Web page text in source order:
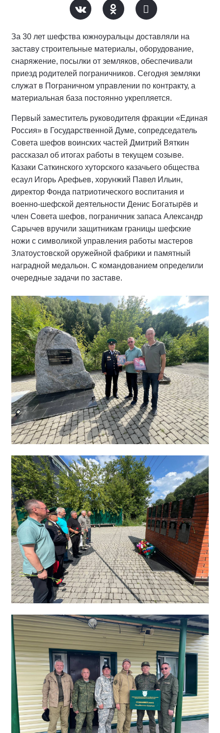
За 30 лет шефства южноуральцы доставляли на
заставу строительные материалы, оборудование,
снаряжение, посылки от земляков, обеспечивали
приезд родителей пограничников. Сегодня земляки
служат в Пограничном управлении по контракту, а
материальная база постоянно укрепляется.
Первый заместитель руководителя фракции «Единая
Россия» в Государственной Думе, сопредседатель
Совета шефов воинских частей Дмитрий Вяткин
рассказал об итогах работы в текущем созыве.
Казаки Саткинского хуторского казачьего общества
есаул Игорь Арефьев, хорунжий Павел Ильин,
директор Фонда патриотического воспитания и
военно-шефской деятельности Денис Богатырёв и
член Совета шефов, пограничник запаса Александр
Сарычев вручили защитникам границы шефские
ножи с символикой управления работы мастеров
Златоустовской оружейной фабрики и памятный
наградной медальон. С командованием определили
очередные задачи по заставе.